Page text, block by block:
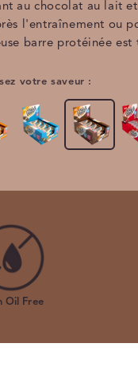
au chocolat au lait
l'entraînement ou
barre protéinée
votre saveur :
Oil Free